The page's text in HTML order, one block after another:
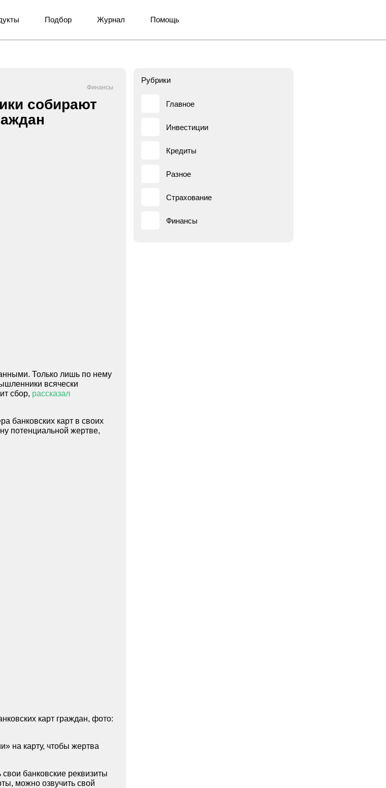
Подбор Журнал Помощь
Финансы
собирают
Только лишь по нему
всячески
сбор, рассказал
банковских карт в своих
потенциальной жертве,
карт граждан, фото:
на карту, чтобы жертва
банковские реквизиты
можно озвучить свой
Рубрики
Главное
Инвестиции
Кредиты
Разное
Страхование
Финансы